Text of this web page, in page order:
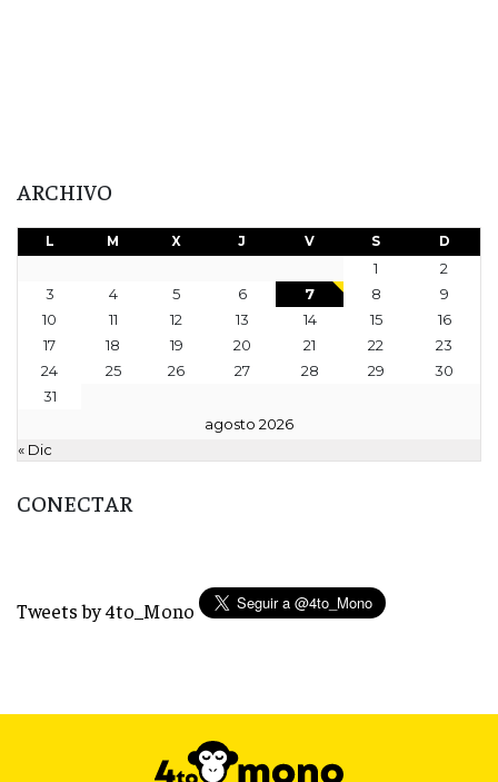
ARCHIVO
agosto 2026
L M X J V S D
1
2
3
4 5 6 7 8
9
10
11 12 13 14 15
16
17
18 19 20 21 22
23
24
25 26 27 28 29
30
31
« Dic
CONECTAR
Tweets by 4to_Mono